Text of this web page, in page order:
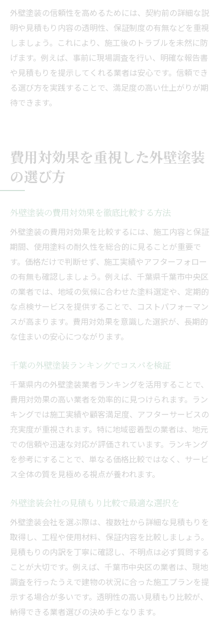
外壁塗装の信頼性を高めるためには、契約前の詳細な説
明や見積もり内容の透明性、保証制度の有無などを重視
しましょう。これにより、施工後のトラブルを未然に防
げます。例えば、事前に現場調査を行い、明確な報告書
や見積もりを提示してくれる業者は安心です。信頼でき
る選び方を実践することで、満足度の高い仕上がりが期
待できます。
費用対効果を重視した外壁塗装
の選び方
外壁塗装の費用対効果を徹底比較する方法
外壁塗装の費用対効果を比較するには、施工内容と保証
期間、使用塗料の耐久性を総合的に見ることが重要で
す。価格だけで判断せず、施工実績やアフターフォロー
の有無も確認しましょう。例えば、千葉県千葉市中央区
の業者では、地域の気候に合わせた塗料選定や、定期的
な点検サービスを提供することで、コストパフォーマン
スが高まります。費用対効果を意識した選択が、長期的
な住まいの安心につながります。
千葉の外壁塗装ランキングでコスパを検証
千葉県内の外壁塗装業者ランキングを活用することで、
費用対効果の高い業者を効率的に見つけられます。ラン
キングでは施工実績や顧客満足度、アフターサービスの
充実度が重視されます。特に地域密着型の業者は、地元
での信頼や迅速な対応が評価されています。ランキング
を参考にすることで、単なる価格比較ではなく、サービ
ス全体の質を見極める視点が養われます。
外壁塗装会社の見積もり比較で最適な選択を
外壁塗装会社を選ぶ際は、複数社から詳細な見積もりを
取得し、工程や使用材料、保証内容を比較しましょう。
見積もりの内訳を丁寧に確認し、不明点は必ず質問する
ことが大切です。例えば、千葉市中央区の業者は、現地
調査を行ったうえで建物の状況に合った施工プランを提
示する場合が多いです。透明性の高い見積もり比較が、
納得できる業者選びの決め手となります。